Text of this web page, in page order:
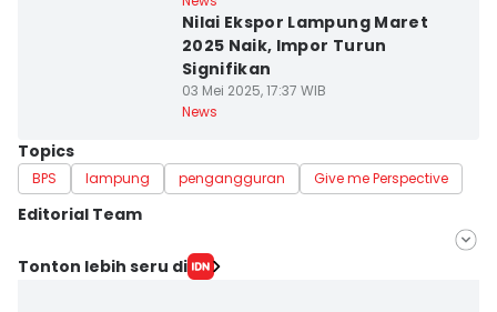
Nilai Ekspor Lampung Maret
2025 Naik, Impor Turun
Signifikan
03 Mei 2025, 17:37 WIB
News
Topics
BPS lampung pengangguran Give me Perspective
Editorial Team
Editor
Tonton lebih seru di